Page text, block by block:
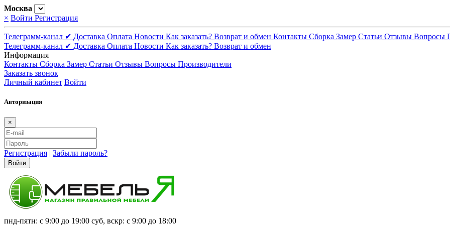
Москва
× Войти Регистрация
Телеграмм-канал ✔ Доставка Оплата Новости Как заказать? Возврат и обмен Контакты Сборка Замер Статьи Отзывы Вопросы
Телеграмм-канал ✔ Доставка Оплата Новости Как заказать? Возврат и обмен
Информация
Контакты Сборка Замер Статьи Отзывы Вопросы Производители
Заказать звонок
Личный кабинет Войти
Авторизация
×
Регистрация | Забыли пароль?
Войти
пнд-пятн: с 9:00 до 19:00 суб, вскр: с 9:00 до 18:00